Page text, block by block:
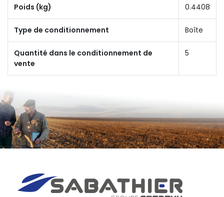
Poids (kg) 0.4408
Type de conditionnement Boîte
Quantité dans le conditionnement de
vente
5